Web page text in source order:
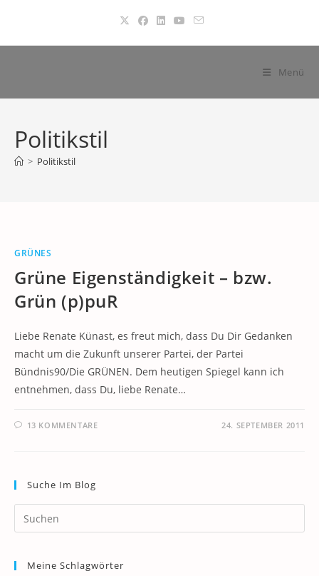
springen
Menü
Politikstil
> Politikstil
GRÜNES
Grüne Eigenständigkeit – bzw.
Grün (p)puR
Liebe Renate Künast, es freut mich, dass Du Dir Gedanken
macht um die Zukunft unserer Partei, der Partei
Bündnis90/Die GRÜNEN. Dem heutigen Spiegel kann ich
entnehmen, dass Du, liebe Renate…
13 KOMMENTARE 24. SEPTEMBER 2011
Suche Im Blog
Meine Schlagwörter